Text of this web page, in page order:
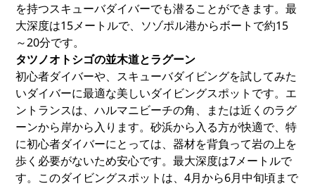
を持つスキューバダイバーでも潜ることができます。最
大深度は15メートルで、ソゾポル港からボートで約15
～20分です。
タツノオトシゴの並木道とラグーン
初心者ダイバーや、スキューバダイビングを試してみた
いダイバーに最適な美しいダイビングスポットです。エ
ントランスは、ハルマニビーチの角、または近くのラグ
ーンから岸から入ります。砂浜から入る方が快適で、特
に初心者ダイバーにとっては、器材を背負って岩の上を
歩く必要がないため安心です。最大深度は7メートルで
す。このダイビングスポットは、4月から6月中旬頃まで